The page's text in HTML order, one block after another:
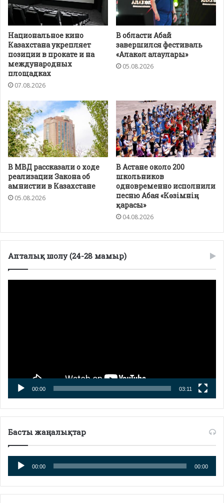
Национальное кино
Казахстана укрепляет
позиции в прокате и на
международных
площадках
07.08.2026
В области Абай
завершился фестиваль
«Алакөл алаулары»
05.08.2026
В МВД рассказали о ходе
реализации Закона об
амнистии в Казахстане
05.08.2026
В Астане около 200
школьников
одновременно исполнили
песню Абая «Көзімнің
қарасы»
04.08.2026
Апталық шолу (24-28 мамыр)
00:00 03:11
Басты жаңалықтар
Аудиоплеер
00:00 00:00